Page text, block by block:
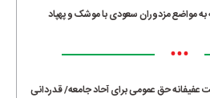
به مواضع مزدوران سعودی با موشک و پهپاد
•••
عفیفانه حق عمومی برای آحاد جامعه/ قدردانی